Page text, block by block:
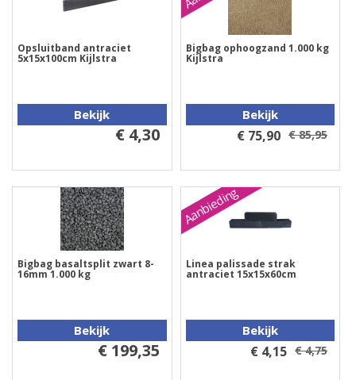
Opsluitband antraciet
5x15x100cm Kijlstra
Bekijk
€ 4,30
Bigbag ophoogzand 1.000 kg
Kijlstra
Bekijk
€ 75,90 € 85,95
Bigbag basaltsplit zwart 8-
16mm 1.000 kg
Bekijk
€ 199,35
Aanbieding
Linea palissade strak
antraciet 15x15x60cm
Bekijk
€ 4,15 € 4,75